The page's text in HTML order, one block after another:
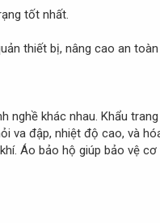
tốt nhất.
thiết bị, nâng cao an
nghề khác nhau. Khẩu
va đập, nhiệt độ cao, và
Áo bảo hộ giúp bảo vệ